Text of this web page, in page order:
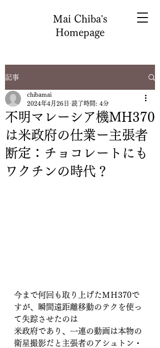
Mai Chiba's
Homepage
記事
不明マレーシア機MH370
は米政府の仕業ー主張者
断定：チョコレートにも
ワクチンの時代？
chibamai
2024年4月26日 読了時間: 4分
今まで何回も取り上げたＭＨ370で
すが、瞬間遠距離移動のテクを使っ
て失踪させたのは
米政府であり、一連の動画は本物の
衛星撮影だと主張者のアシュトン・